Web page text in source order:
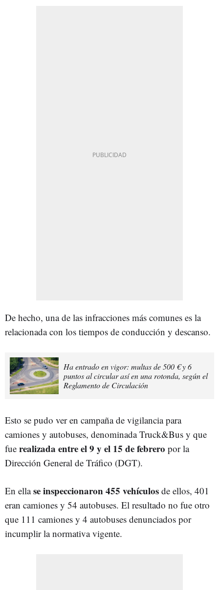
De hecho, una de las infracciones más comunes es la
relacionada con los tiempos de conducción y descanso.
Ha entrado en vigor: multas de 500 € y 6
puntos al circular así en una rotonda, según el
Reglamento de Circulación
Esto se pudo ver en campaña de vigilancia para
camiones y autobuses, denominada Truck&Bus y que
fue realizada entre el 9 y el 15 de febrero por la
Dirección General de Tráfico (DGT).
En ellase inspeccionaron 455 vehículos de ellos, 401
eran camiones y 54 autobuses. El resultado no fue otro
que 111 camiones y 4 autobuses denunciados por
incumplir la normativa vigente.